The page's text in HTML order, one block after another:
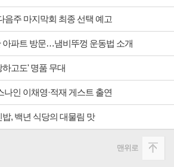
주 마지막회 최종 선택 예고
아파트 방문…냄비뚜껑 운동법 소개
고도' 명품 무대
인 이채영·적재 게스트 출연
, 백년 식당의 대물림 맛
맨위로